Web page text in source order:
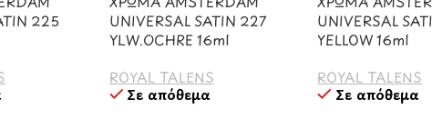
225
UNIVERSAL SATIN 227
YLW.OCHRE 16ml
ROYAL TALENS
Σε απόθεμα
UNIVERSAL
YELLOW 16ml
ROYAL TALENS
Σε απόθεμα